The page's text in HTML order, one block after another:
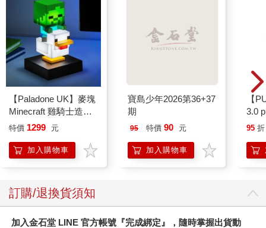
【Paladone UK】麥塊
Minecraft 雞騎士造型
ICON小夜燈
特價 1299 元
加入購物車
寶島少年2026第36+37
期
95 特價 90 元
加入購物車
【
3.0
粉
95 折
訂購/退換貨須知
加入金石堂 LINE 官方帳號『完成綁定』，隨時掌握出貨動